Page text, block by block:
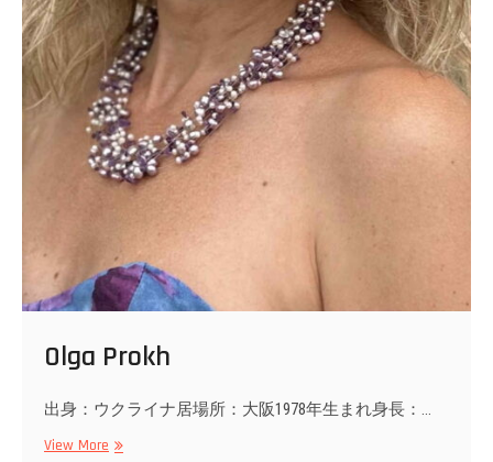
Olga Prokh
出身：ウクライナ居場所：大阪1978年生まれ身長：…
View More Olga